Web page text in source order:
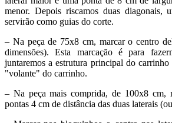
menor. Depois riscamos duas diagonais,
servirão como guias do corte.
– Na peça de 75x8 cm, marcar o centro
dimensões). Esta marcação é para
juntaremos a estrutura principal do
"volante" do carrinho.
– Na peça mais comprida, de 100x8 cm,
pontas 4 cm de distância das duas laterais